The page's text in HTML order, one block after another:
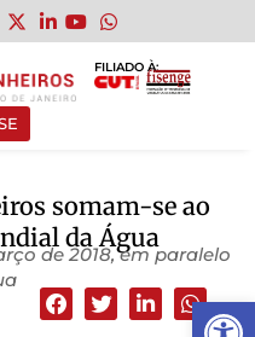
Abrir
FILIADO À:
somam-se ao
da Água
de 2018, em paralelo